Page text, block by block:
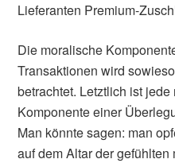
Lieferanten Premium-
Die moralische
Transaktionen wird
betrachtet. Letztlich ist
Komponente einer
Man könnte sagen: man
auf dem Altar der